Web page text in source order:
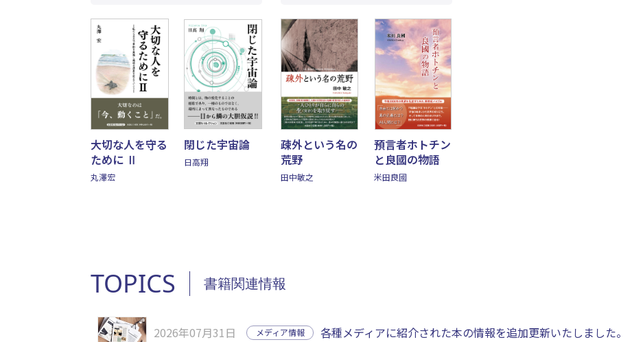
大切な人を守る
ために Ⅱ
丸澤宏
閉じた宇宙論
日高翔
疎外という名の
荒野
田中敏之
預言者ホトチン
と良國の物語
米田良國
TOPICS 書籍関連情報
2026年07月31日 メディア情報 各種メディアに紹介された本の情報を追加更新いたしました。